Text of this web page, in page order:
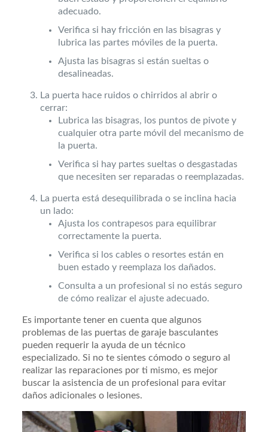
adecuado.
Verifica si hay fricción en las bisagras y
lubrica las partes móviles de la puerta.
Ajusta las bisagras si están sueltas o
desalineadas.
La puerta hace ruidos o chirridos al abrir o
cerrar:
Lubrica las bisagras, los puntos de pivote y
cualquier otra parte móvil del mecanismo de
la puerta.
Verifica si hay partes sueltas o desgastadas
que necesiten ser reparadas o reemplazadas.
La puerta está desequilibrada o se inclina hacia
un lado:
Ajusta los contrapesos para equilibrar
correctamente la puerta.
Verifica si los cables o resortes están en
buen estado y reemplaza los dañados.
Consulta a un profesional si no estás seguro
de cómo realizar el ajuste adecuado.
Es importante tener en cuenta que algunos
problemas de las puertas de garaje basculantes
pueden requerir la ayuda de un técnico
especializado. Si no te sientes cómodo o seguro al
realizar las reparaciones por ti mismo, es mejor
buscar la asistencia de un profesional para evitar
daños adicionales o lesiones.